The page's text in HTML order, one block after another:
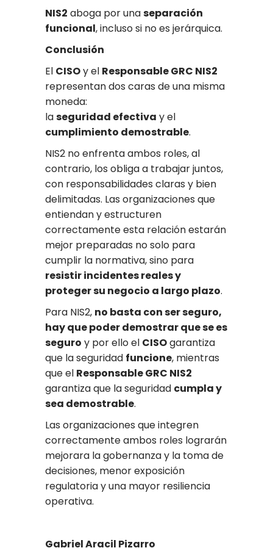
NIS2 aboga por unaseparación
funcional, incluso si no es jerárquica.
Conclusión
El CISOy el Responsable GRC NIS2
representan dos caras de una misma
moneda:
laseguridad efectiva y el
cumplimiento demostrable.
NIS2 no enfrenta ambos roles, al
contrario, los obliga a trabajar juntos,
con responsabilidades claras y bien
delimitadas. Las organizaciones que
entiendan y estructuren
correctamente esta relación estarán
mejor preparadas no solo para
cumplir la normativa, sino para
resistir incidentes reales y
proteger su negocio a largo plazo.
Para NIS2, no basta con ser seguro,
hay que poder demostrar que se es
seguro y por ello el CISOgarantiza
que la seguridad funcione, mientras
que el Responsable GRC NIS2
garantiza que la seguridad cumpla y
sea demostrable.
Las organizaciones que integren
correctamente ambos roles lograrán
mejorara la gobernanza y la toma de
decisiones, menor exposición
regulatoria y una mayor resiliencia
operativa.
Gabriel Aracil Pizarro